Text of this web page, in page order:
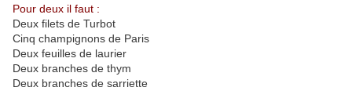
Pour deux il faut :
Deux filets de Turbot
Cinq champignons de Paris
Deux feuilles de laurier
Deux branches de thym
Deux branches de sarriette